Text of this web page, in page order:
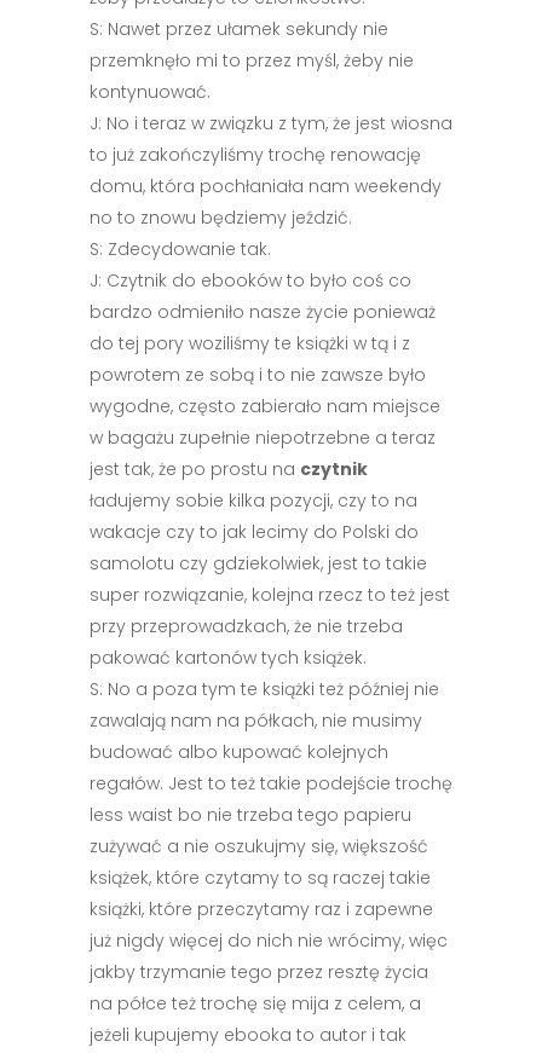
S: Nawet przez ułamek sekundy nie
przemknęło mi to przez myśl, żeby nie
kontynuować.
J: No i teraz w związku z tym, że jest wiosna
to już zakończyliśmy trochę renowację
domu, która pochłaniała nam weekendy
no to znowu będziemy jeździć.
S: Zdecydowanie tak.
J: Czytnik do ebooków to było coś co
bardzo odmieniło nasze życie ponieważ
do tej pory woziliśmy te książki w tą i z
powrotem ze sobą i to nie zawsze było
wygodne, często zabierało nam miejsce
w bagażu zupełnie niepotrzebne a teraz
jest tak, że po prostu na czytnik
ładujemy sobie kilka pozycji, czy to na
wakacje czy to jak lecimy do Polski do
samolotu czy gdziekolwiek, jest to takie
super rozwiązanie, kolejna rzecz to też jest
przy przeprowadzkach, że nie trzeba
pakować kartonów tych książek.
S: No a poza tym te książki też później nie
zawalają nam na półkach, nie musimy
budować albo kupować kolejnych
regałów. Jest to też takie podejście trochę
less waist bo nie trzeba tego papieru
zużywać a nie oszukujmy się, większość
książek, które czytamy to są raczej takie
książki, które przeczytamy raz i zapewne
już nigdy więcej do nich nie wrócimy, więc
jakby trzymanie tego przez resztę życia
na półce też trochę się mija z celem, a
jeżeli kupujemy ebooka to autor i tak